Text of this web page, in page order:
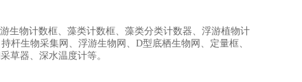
生物计数框、藻类计数框、藻类分类计数器、浮游植物计
杆生物采集网、浮游生物网、D型底栖生物网、定量框、
草器、深水温度计等。